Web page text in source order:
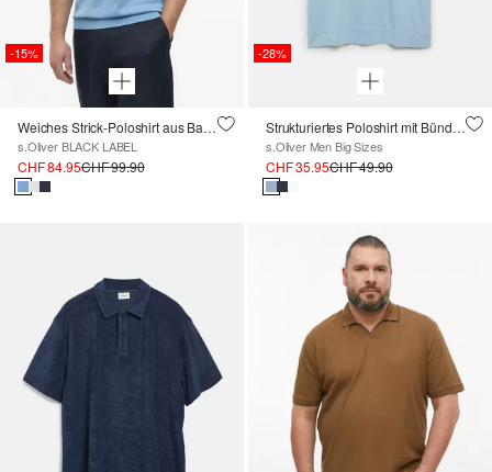
-15%
Weiches Strick-Poloshirt aus Baumwoll-Seidenmix
s.Oliver BLACK LABEL
CHF 84.95CHF 99.90
-28%
Strukturiertes Poloshirt mit Bündchen
s.Oliver Men Big Sizes
CHF 35.95CHF 49.90